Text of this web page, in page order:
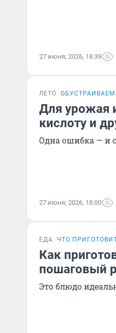
27 июня, 2026, 18:39
ЛЕТО ОБУСТРАИВАЕМ
Для урожая
кислоту и
Одна ошибка — и
27 июня, 2026, 18:00
ЕДА ЧТО
Как
пошаговый
Это блюдо